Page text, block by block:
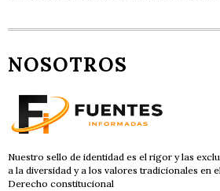
NOSOTROS
Nuestro sello de identidad es el rigor y las
a la diversidad y a los valores tradicionales en
Derecho constitucional